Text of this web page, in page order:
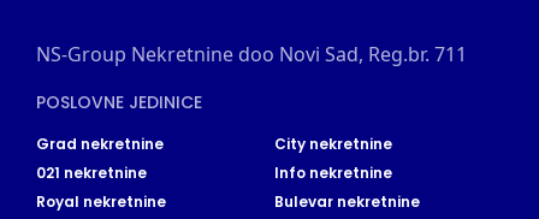
NS-Group Nekretnine doo Novi Sad, Reg.br. 711
POSLOVNE JEDINICE
Grad nekretnine
City nekretnine
021 nekretnine
Info nekretnine
Royal nekretnine
Bulevar nekretnine